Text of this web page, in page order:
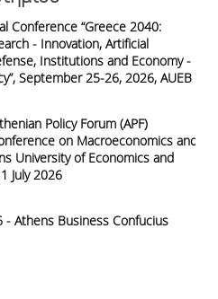
Conference “Greece 2040:
- Innovation, Artificial
Institutions and Economy -
September 25-26, 2026, AUEB
Policy Forum (APF)
on Macroeconomics and
University of Economics and
July 2026
- Athens Business Confucius